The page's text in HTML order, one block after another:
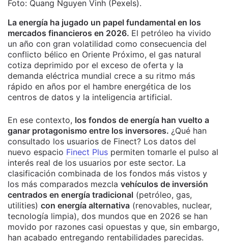
Foto: Quang Nguyen Vinh (Pexels).
La energía ha jugado un papel fundamental en los
mercados financieros en 2026. El petróleo ha vivido
un año con gran volatilidad como consecuencia del
conflicto bélico en Oriente Próximo, el gas natural
cotiza deprimido por el exceso de oferta y la
demanda eléctrica mundial crece a su ritmo más
rápido en años por el hambre energética de los
centros de datos y la inteligencia artificial.
En ese contexto, los fondos de energía han vuelto a
ganar protagonismo entre los inversores. ¿Qué han
consultado los usuarios de Finect? Los datos del
nuevo espacio Finect Plus permiten tomarle el pulso al
interés real de los usuarios por este sector. La
clasificación combinada de los fondos más vistos y
los más comparados mezcla vehículos de inversión
centrados en energía tradicional (petróleo, gas,
utilities) con energía alternativa (renovables, nuclear,
tecnología limpia), dos mundos que en 2026 se han
movido por razones casi opuestas y que, sin embargo,
han acabado entregando rentabilidades parecidas.